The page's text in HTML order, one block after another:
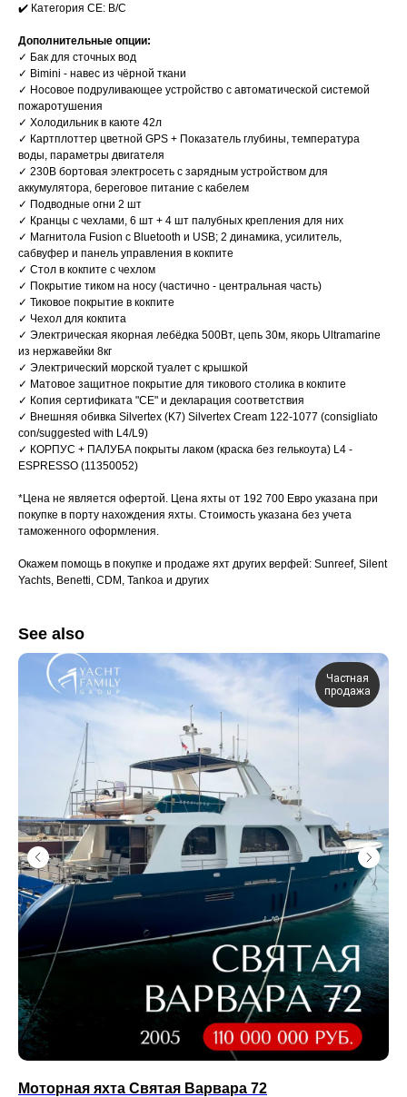
✔️ Категория CE: B/C
Дополнительные опции:
✓ Бак для сточных вод
✓ Bimini - навес из чёрной ткани
✓ Носовое подруливающее устройство с автоматической системой
пожаротушения
✓ Холодильник в каюте 42л
✓ Картплоттер цветной GPS + Показатель глубины, температура
воды, параметры двигателя
✓ 230В бортовая электросеть с зарядным устройством для
аккумулятора, береговое питание с кабелем
✓ Подводные огни 2 шт
✓ Кранцы с чехлами, 6 шт + 4 шт палубных крепления для них
✓ Магнитола Fusion с Bluetooth и USB; 2 динамика, усилитель,
сабвуфер и панель управления в кокпите
✓ Стол в кокпите с чехлом
✓ Покрытие тиком на носу (частично - центральная часть)
✓ Тиковое покрытие в кокпите
✓ Чехол для кокпита
✓ Электрическая якорная лебёдка 500Вт, цепь 30м, якорь Ultramarine
из нержавейки 8кг
✓ Электрический морской туалет с крышкой
✓ Матовое защитное покрытие для тикового столика в кокпите
✓ Копия сертификата "СЕ" и декларация соответствия
✓ Внешняя обивка Silvertex (K7) Silvertex Cream 122-1077 (consigliato
con/suggested with L4/L9)
✓ КОРПУС + ПАЛУБА покрыты лаком (краска без гелькоута) L4 -
ESPRESSO (11350052)
*Цена не является офертой. Цена яхты от 192 700 Евро указана при
покупке в порту нахождения яхты. Стоимость указана без учета
таможенного оформления.
Окажем помощь в покупке и продаже яхт других верфей: Sunreef, Silent
Yachts, Benetti, CDM, Tankoa и других
See also
Частная
продажа
Моторная яхта Святая Варвара 72